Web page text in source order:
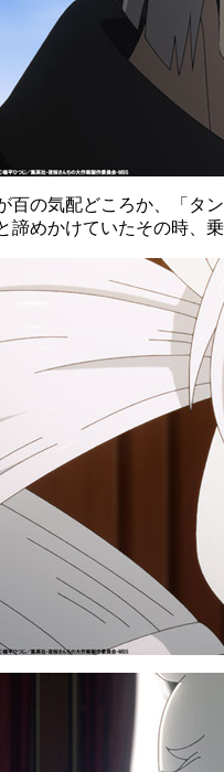
百の気配どころか、「
諦めかけていたその時、